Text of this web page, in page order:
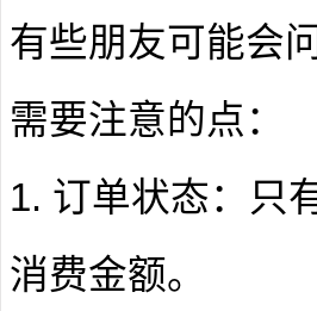
有些朋友可能会
需要注意的点：
1. 订单状态：只
消费金额。